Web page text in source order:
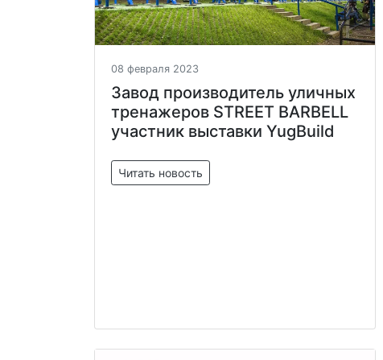
08 февраля 2023
Завод производитель уличных
тренажеров STREET BARBELL
участник выставки YugBuild
Читать новость